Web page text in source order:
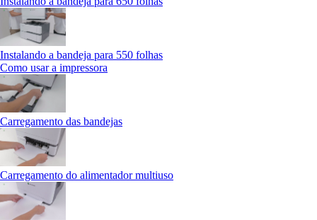
Instalando a bandeja para 550 folhas
Como usar a impressora
Carregamento das bandejas
Carregamento do alimentador multiuso